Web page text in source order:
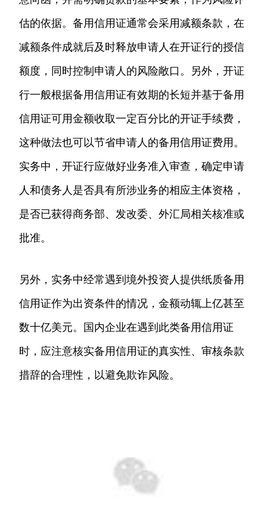
估的依据。备用信用证通常会采用减额条款，在
减额条件成就后及时释放申请人在开证行的授信
额度，同时控制申请人的风险敞口。另外，开证
行一般根据备用信用证有效期的长短并基于备用
信用证可用金额收取一定百分比的开证手续费，
这种做法也可以节省申请人的备用信用证费用。
实务中，开证行应做好业务准入审查，确定申请
人和债务人是否具有所涉业务的相应主体资格，
是否已获得商务部、发改委、外汇局相关核准或
批准。
另外，实务中经常遇到境外投资人提供纸质备用
信用证作为出资条件的情况，金额动辄上亿甚至
数十亿美元。国内企业在遇到此类备用信用证
时，应注意核实备用信用证的真实性、审核条款
措辞的合理性，以避免欺诈风险。